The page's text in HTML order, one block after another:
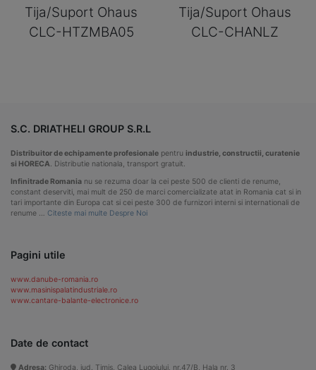
Tija/Suport Ohaus
CLC-HTZMBA05
Tija/Suport Ohaus
CLC-CHANLZ
S.C. DRIATHELI GROUP S.R.L
Distribuitor de echipamente profesionale pentru industrie, constructii, curatenie
si HORECA . Distributie nationala, transport gratuit.
Infinitrade Romania nu se rezuma doar la cei peste 500 de clienti de renume,
constant deserviti, mai mult de 250 de marci comercializate atat in Romania cat si in
tari importante din Europa cat si cei peste 300 de furnizori interni si internationali de
renume … Citeste mai multe Despre Noi
Pagini utile
www.danube-romania.ro
www.masinispalatindustriale.ro
www.cantare-balante-electronice.ro
Date de contact
Adresa: Ghiroda, jud. Timis, Calea Lugojului, nr.47/B, Hala nr. 3